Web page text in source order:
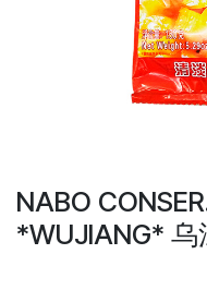
NABO
*WUJIANG*